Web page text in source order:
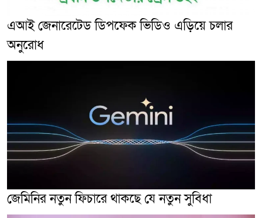
এআই জেনারেটেড ডিপফেক ভিডিও এড়িয়ে চলার
অনুরোধ
জেমিনির নতুন ফিচারে থাকছে যে নতুন সুবিধা